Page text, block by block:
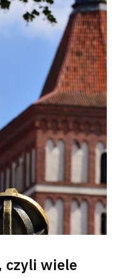
czyli wiele